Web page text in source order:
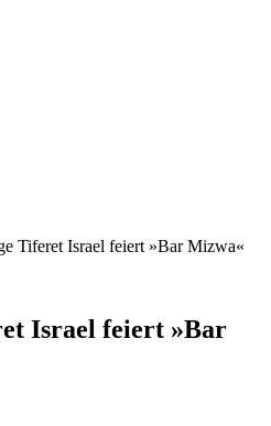
Tiferet Israel feiert »Bar Mizwa«
Israel feiert »Bar